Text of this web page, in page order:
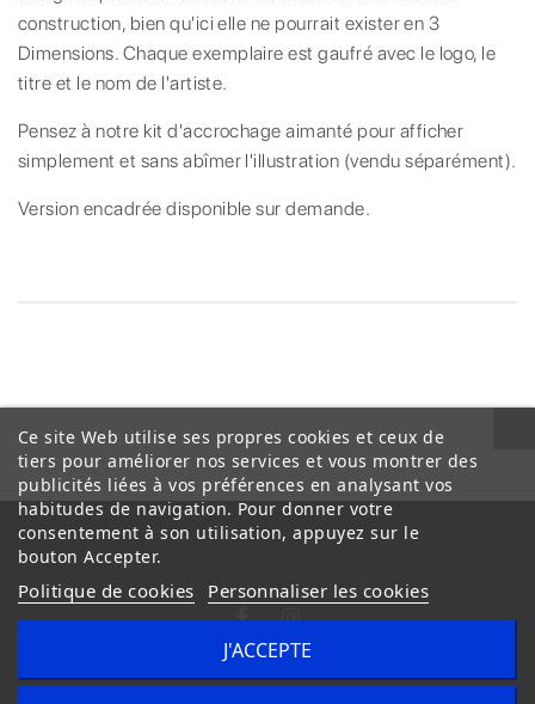
construction, bien qu'ici elle ne pourrait exister en 3
Dimensions. Chaque exemplaire est gaufré avec le logo, le
titre et le nom de l'artiste.
Pensez à notre kit d'accrochage aimanté pour afficher
simplement et sans abîmer l'illustration (vendu séparément).
Version encadrée disponible sur demande.
Conditions Générales de Vente
Ce site Web utilise ses propres cookies et ceux de
tiers pour améliorer nos services et vous montrer des
publicités liées à vos préférences en analysant vos
habitudes de navigation. Pour donner votre
consentement à son utilisation, appuyez sur le
bouton Accepter.
Politique de cookies Personnaliser les cookies
J'ACCEPTE